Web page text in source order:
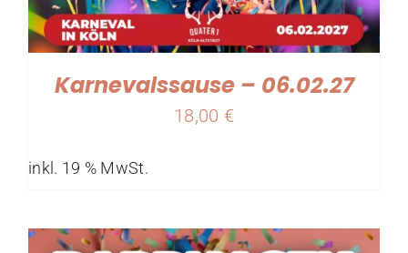
Karnevalssause – 06.02.27
18,00 €
inkl. 19 % MwSt.